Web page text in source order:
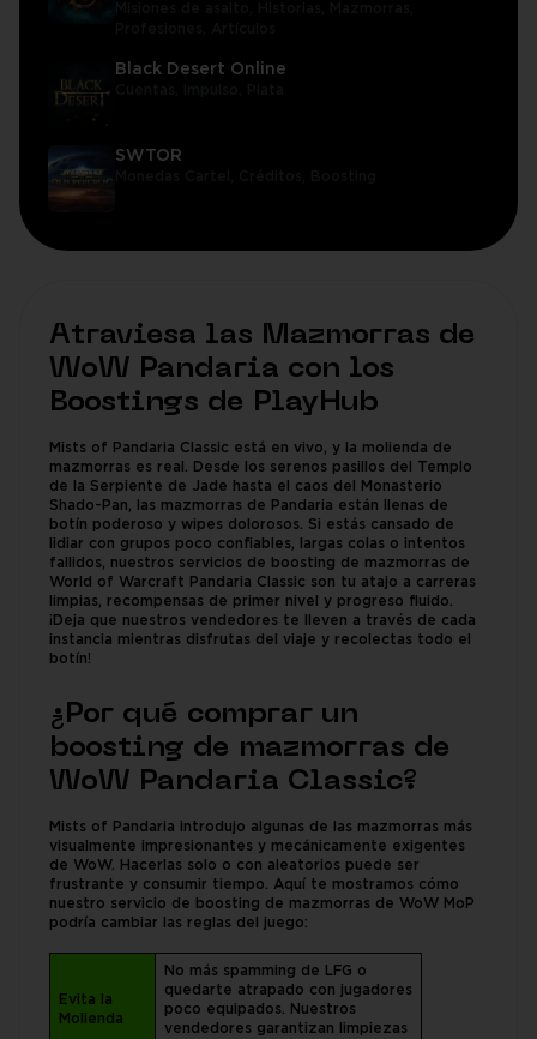
Black Desert Online
SWTOR
Atraviesa las Mazmorras de
WoW Pandaria con los
Boostings de PlayHub
Mists of Pandaria Classic está en vivo, y la molienda de
mazmorras es real. Desde los serenos pasillos del Templo
de la Serpiente de Jade hasta el caos del Monasterio
Shado-Pan, las mazmorras de Pandaria están llenas de
botín poderoso y wipes dolorosos. Si estás cansado de
lidiar con grupos poco confiables, largas colas o intentos
fallidos, nuestros servicios de boosting de mazmorras de
World of Warcraft Pandaria Classic son tu atajo a carreras
limpias, recompensas de primer nivel y progreso fluido.
¡Deja que nuestros vendedores te lleven a través de cada
instancia mientras disfrutas del viaje y recolectas todo el
botín!
¿Por qué comprar un
boosting de mazmorras de
WoW Pandaria Classic?
Mists of Pandaria introdujo algunas de las mazmorras más
visualmente impresionantes y mecánicamente exigentes
de WoW. Hacerlas solo o con aleatorios puede ser
frustrante y consumir tiempo. Aquí te mostramos cómo
nuestro servicio de boosting de mazmorras de WoW MoP
podría cambiar las reglas del juego:
Evita la
Molienda
No más spamming de LFG o
quedarte atrapado con jugadores
poco equipados. Nuestros
vendedores garantizan limpiezas